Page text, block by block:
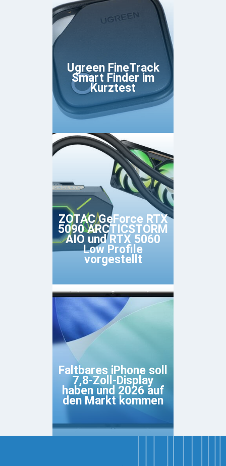
Ugreen FineTrack
Smart Finder im
Kurztest
ZOTAC GeForce RTX
5090 ARCTICSTORM
AIO und RTX 5060
Low Profile
vorgestellt
Faltbares iPhone soll
7,8-Zoll-Display
haben und 2026 auf
den Markt kommen